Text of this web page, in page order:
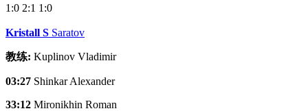
1:0 2:1 1:0
Kristall S Saratov
教练: Kuplinov Vladimir
03:27 Shinkar Alexander
33:12 Mironikhin Roman